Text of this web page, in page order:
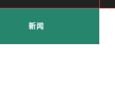
新闻